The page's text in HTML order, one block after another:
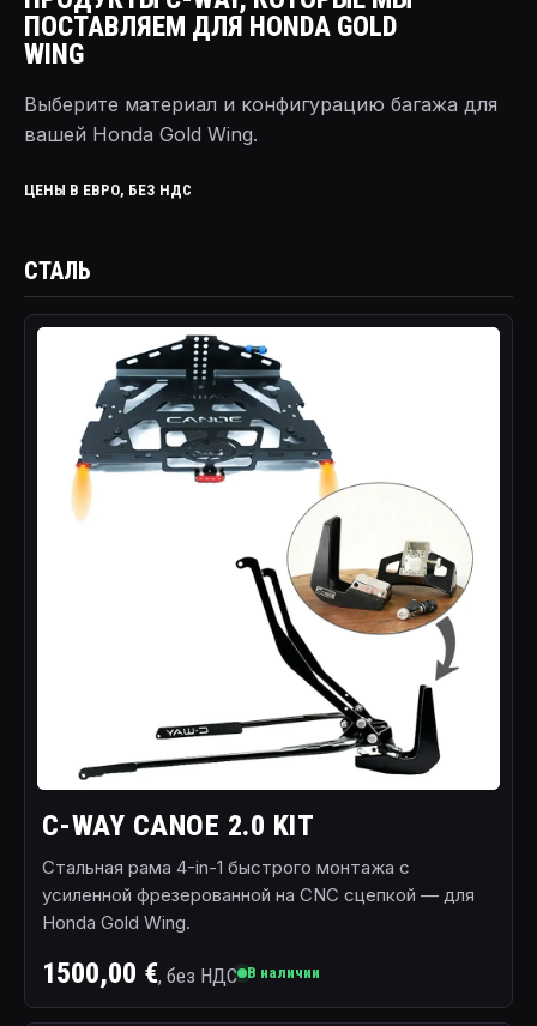
ПОСТАВЛЯЕМ ДЛЯ HONDA GOLD
WING
Выберите материал и конфигурацию багажа для
вашей Honda Gold Wing.
ЦЕНЫ В ЕВРО, БЕЗ НДС
СТАЛЬ
C-WAY CANOE 2.0 KIT
Стальная рама 4-in-1 быстрого монтажа с
усиленной фрезерованной на CNC сцепкой — для
Honda Gold Wing.
1500,00 €, без НДС В наличии